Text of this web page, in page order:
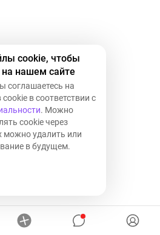
cookie, чтобы
нашем сайте
соглашаетесь на
в соответствии с
. Можно
cookie через
можно удалить или
в будущем.